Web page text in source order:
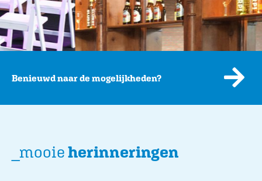
Benieuwd naar de mogelijkheden?
_mooieherinneringen